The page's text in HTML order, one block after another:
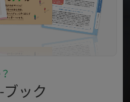
ック